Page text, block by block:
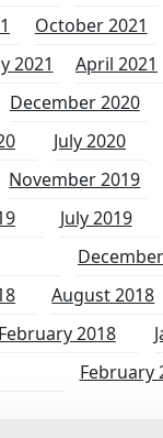
October 2021
2021 April 2021
December 2020
July 2020
November 2019
July 2019
August 2018
February 2018
February